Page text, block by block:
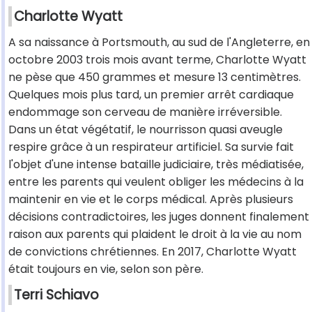
Charlotte Wyatt
A sa naissance à Portsmouth, au sud de l'Angleterre, en
octobre 2003 trois mois avant terme, Charlotte Wyatt
ne pèse que 450 grammes et mesure 13 centimètres.
Quelques mois plus tard, un premier arrêt cardiaque
endommage son cerveau de manière irréversible.
Dans un état végétatif, le nourrisson quasi aveugle
respire grâce à un respirateur artificiel. Sa survie fait
l'objet d'une intense bataille judiciaire, très médiatisée,
entre les parents qui veulent obliger les médecins à la
maintenir en vie et le corps médical. Après plusieurs
décisions contradictoires, les juges donnent finalement
raison aux parents qui plaident le droit à la vie au nom
de convictions chrétiennes. En 2017, Charlotte Wyatt
était toujours en vie, selon son père.
Terri Schiavo